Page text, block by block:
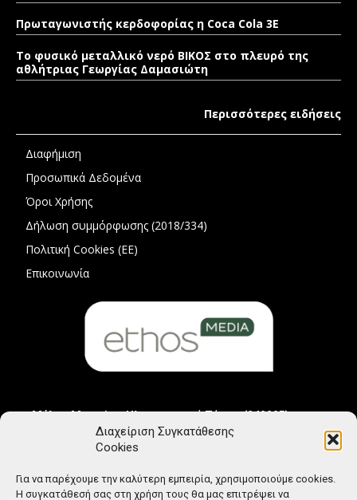
Διαχείριση Συγκατάθεσης
Cookies
Για να παρέχουμε την καλύτερη εμπειρία, χρησιμοποιούμε cookies.
Η συγκατάθεσή σας στη χρήση τους θα μας επιτρέψει να
Πρωταγωνιστής κερδοφορίας η Coca Cola 3E
Το φυσικό μεταλλικό νερό ΒΙΚΟΣ στο πλευρό της
αθλήτριας Γεωργίας Δαμασιώτη
Περισσότερες ειδήσεις
Διαφήμιση
Προσωπικά Δεδομένα
Όροι Χρήσης
Δήλωση συμμόρφωσης (2018/334)
Πολιτική Cookies (ΕΕ)
Επικοινωνία
Μέλος Μητρώου Ηλεκτρονικού Τύπου (242225)